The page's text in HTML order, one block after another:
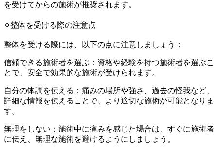
を受けてからの施術が推奨されます。
⚪︎整体を受ける際の注意点
整体を受ける際には、以下の点に注意しましょう：
信頼できる施術者を選ぶ：資格や経験を持つ施術者を選ぶこ
とで、安全で効果的な施術が受けられます。
自分の体調を伝える：痛みの場所や強さ、過去の怪我など、
詳細な情報を伝えることで、より適切な施術が可能となりま
す。
無理をしない：施術中に痛みを感じた場合は、すぐに施術者
に伝え、無理な施術を避けるようにしましょう。